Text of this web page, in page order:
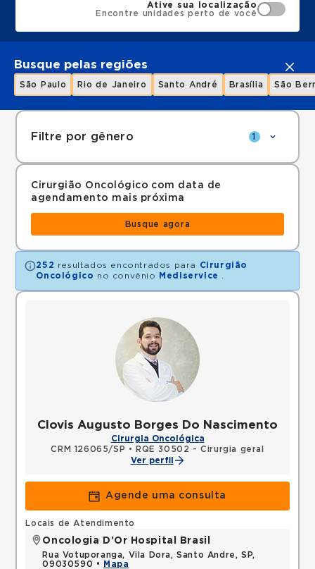
Ative sua localização
Encontre unidades perto de você
Busque pelas regiões
São Paulo Rio de Janeiro Santo André Brasília São
Filtre por gênero 1
Cirurgião Oncológico com data de
agendamento mais próxima
Busque agora
252 resultados encontrados para
Cirurgião
Oncológico no convênio Mediservice
Clovis Augusto Borges Do Nascimento
Cirurgia Oncológica
CRM 126065/SP •
RQE 30502 - Cirurgia geral
Ver perfil
Agende uma consulta
Locais de Atendimento
Oncologia D'Or Hospital Brasil
Rua Votuporanga, Vila Dora, Santo Andre, SP,
09030590 •
Mapa